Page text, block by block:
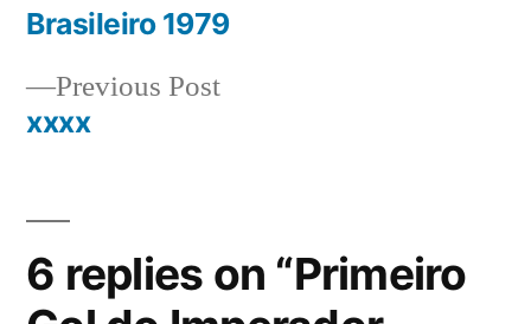
Post
navigation
Previous PostPrevious
xxxx
Brasileiro 1979
6 replies on “Primeiro